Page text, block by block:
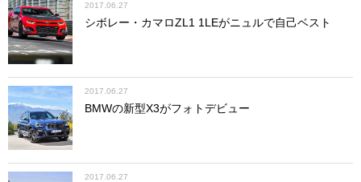
2017.06.27
シボレー・カマロZL1 1LEがニュルで自己ベスト
2017.06.27
BMWの新型X3がフォトデビュー
2017.06.27